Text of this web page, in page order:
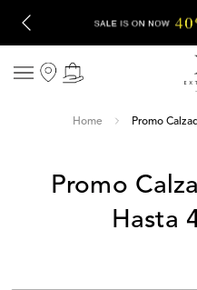
Promo
Promo
Hasta